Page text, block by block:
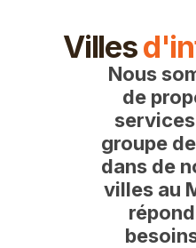
Villes
Nous
de
groupe
dans de
villes au